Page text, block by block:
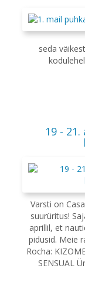
seda
19 -
Varsti on
suurüritus!
aprillil, et
pidusid. Meie
Rocha:
SENSUAL